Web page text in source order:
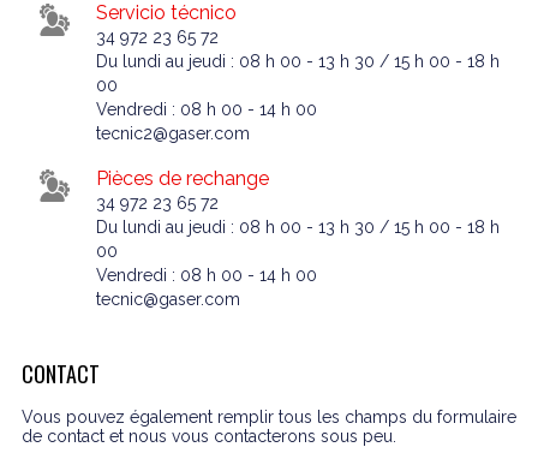
Servicio técnico
34 972 23 65 72
Du lundi au jeudi : 08 h 00 - 13 h 30 / 15 h 00 - 18 h
00
Vendredi : 08 h 00 - 14 h 00
tecnic2@gaser.com
Pièces de rechange
34 972 23 65 72
Du lundi au jeudi : 08 h 00 - 13 h 30 / 15 h 00 - 18 h
00
Vendredi : 08 h 00 - 14 h 00
tecnic@gaser.com
CONTACT
Vous pouvez également remplir tous les champs du formulaire
de contact et nous vous contacterons sous peu.